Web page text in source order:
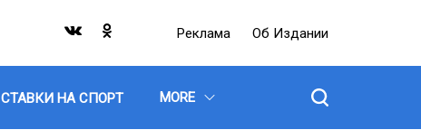
Реклама Об Издании
СТАВКИ НА СПОРТ MORE